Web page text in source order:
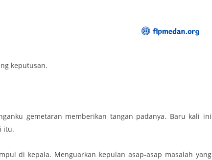
keputusan.
gemetaran memberikan tangan padanya. Baru kali ini
itu.
di kepala. Menguarkan kepulan asap-asap masalah yang